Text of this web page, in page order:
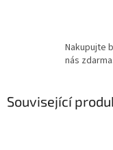
Nakupujte
nás zdarma.
Související